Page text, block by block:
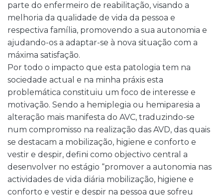
parte do enfermeiro de reabilitação, visando a
melhoria da qualidade de vida da pessoa e
respectiva família, promovendo a sua autonomia e
ajudando-os a adaptar-se à nova situação com a
máxima satisfação.
Por todo o impacto que esta patologia tem na
sociedade actual e na minha práxis esta
problemática constituiu um foco de interesse e
motivação. Sendo a hemiplegia ou hemiparesia a
alteração mais manifesta do AVC, traduzindo-se
num compromisso na realização das AVD, das quais
se destacam a mobilização, higiene e conforto e
vestir e despir, defini como objectivo central a
desenvolver no estágio “promover a autonomia nas
actividades de vida diária mobilização, higiene e
conforto e vestir e despir na pessoa que sofreu